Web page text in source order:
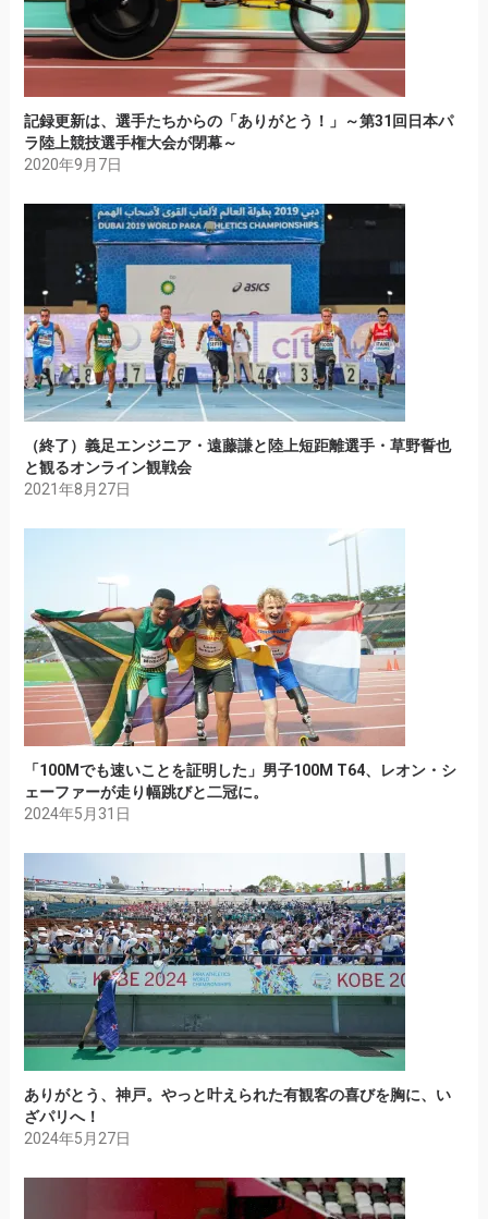
記録更新は、選手たちからの「ありがとう！」～第31回日本パ
ラ陸上競技選手権大会が閉幕～
2020年9月7日
（終了）義足エンジニア・遠藤謙と陸上短距離選手・草野誓也
と観るオンライン観戦会
2021年8月27日
「100Mでも速いことを証明した」男子100M T64、レオン・シ
ェーファーが走り幅跳びと二冠に。
2024年5月31日
ありがとう、神戸。やっと叶えられた有観客の喜びを胸に、い
ざパリへ！
2024年5月27日